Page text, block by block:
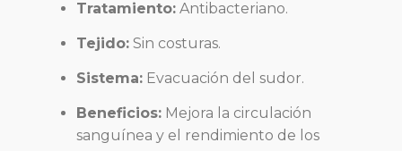
Tratamiento: Antibacteriano.
Tejido: Sin costuras.
Sistema: Evacuación del sudor.
Beneficios: Mejora la circulación
sanguínea y el rendimiento de los